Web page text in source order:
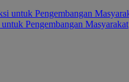
Pengembangan Masyarakat